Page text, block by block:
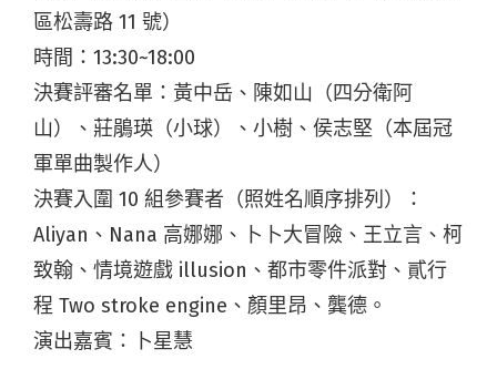
區松壽路 11 號）
時間：13:30~18:00
決賽評審名單：黃中岳、陳如山（四分衛阿
山）、莊鵑瑛（小球）、小樹、侯志堅（本屆冠
軍單曲製作人）
決賽入圍 10 組參賽者（照姓名順序排列）：
Aliyan、Nana 高娜娜、卜卜大冒險、王立言、柯
致翰、情境遊戲 illusion、都市零件派對、貳行
程 Two stroke engine、顏里昂、龔德。
演出嘉賓：卜星慧